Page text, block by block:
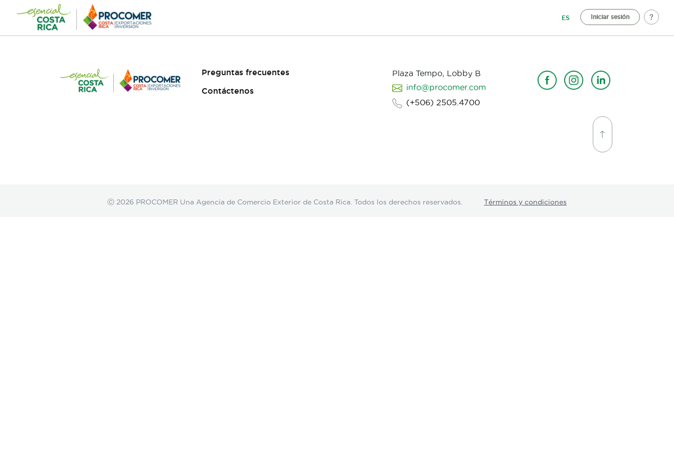
contenido
ES Iniciar sesión
Preguntas frecuentes
Contáctenos
Plaza Tempo, Lobby B
info@procomer.com
(+506) 2505.4700
Ⓒ 2026 PROCOMER Una Agencia de Comercio Exterior de Costa Rica. Todos los derechos reservados. Términos y condiciones